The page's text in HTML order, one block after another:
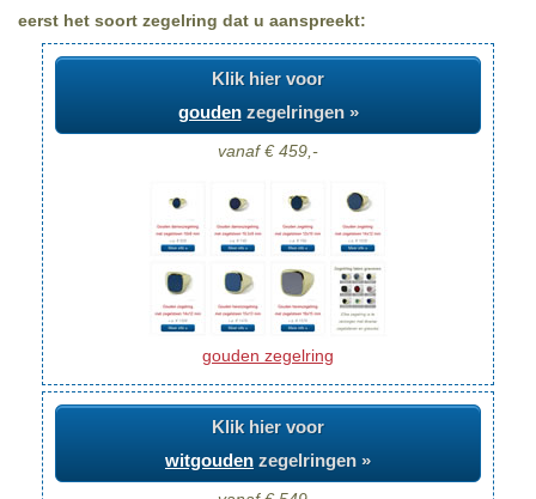
eerst het soort zegelring dat u aanspreekt:
Klik hier voor
goudenzegelringen »
vanaf € 459,-
gouden zegelring
Klik hier voor
witgouden zegelringen »